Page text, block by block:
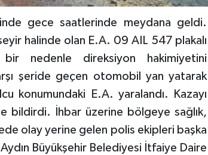
gece saatlerinde meydana geldi.
halinde olan E.A. 09 AIL 547 plakalı
nedenle direksiyon hakimiyetini
şeride geçen otomobil yan yatarak
konumundaki E.A. yaralandı. Kazayı
bildirdi. İhbar üzerine bölgeye sağlık,
olay yerine gelen polis ekipleri başka
Aydın Büyükşehir Belediyesi İtfaiye Daire